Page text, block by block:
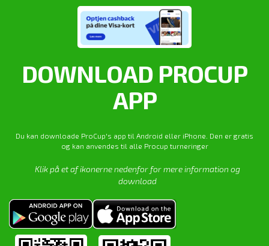
DOWNLOAD PROCUP
APP
Du kan downloade ProCup's app til Android eller iPhone. Den er gratis
og kan anvendes til alle Procup turneringer
Klik på et af ikonerne nedenfor for mere information og
download